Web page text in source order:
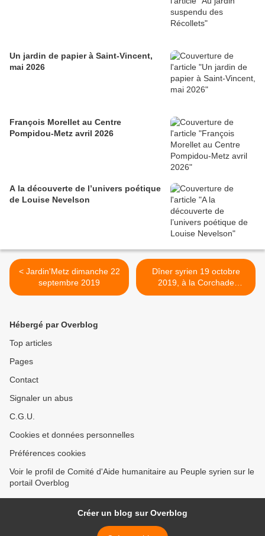
Un jardin de papier à Saint-Vincent,
mai 2026
François Morellet au Centre
Pompidou-Metz avril 2026
A la découverte de l’univers poétique
de Louise Nevelson
< Jardin'Metz dimanche 22
septembre 2019
Dîner syrien 19 octobre
2019, à la Corchade
ANNULATION >
Hébergé par Overblog
Top articles
Pages
Contact
Signaler un abus
C.G.U.
Cookies et données personnelles
Préférences cookies
Voir le profil de Comité d'Aide humanitaire au Peuple syrien sur le
portail Overblog
Créer un blog sur Overblog